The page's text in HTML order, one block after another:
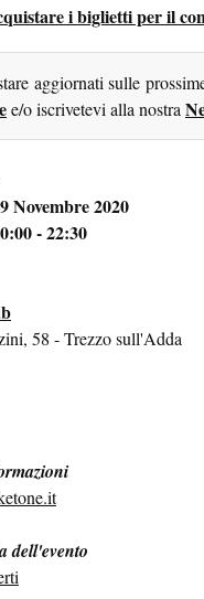
i biglietti per il
aggiornati sulle
e/o iscrivetevi alla nostra
Novembre 2020
- 22:30
58 - Trezzo sull'Adda
dell'evento